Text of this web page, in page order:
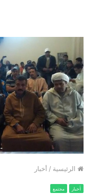
الرئيسية / أخبار
أخبار مجتمع